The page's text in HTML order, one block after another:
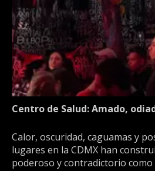
Centro de Salud: Amado,
Calor, oscuridad, caguamas y
lugares en la CDMX han
poderoso y contradictorio como